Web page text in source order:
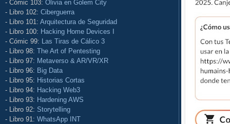
- Cómic 103: Olivia en Golem City
- Libro 102: Ciberguerra
- Libro 101: Arquitectura de Seguridad
- Libro 100: Hacking Home Devices I
- Cómic 99: Las Tiras de Cálico 3
- Libro 98: The Art of Pentesting
- Libro 97: Metaverso & AR/VR/XR
- Libro 96: Big Data
- Libro 95: Historias Cortas
- Libro 94: Hacking Web3
- Libro 93: Hardening AWS
- Libro 92: Storytelling
- Libro 91: WhatsApp INT